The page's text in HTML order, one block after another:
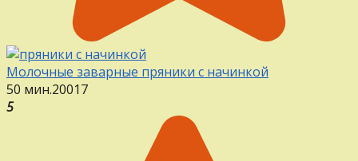
Молочные заварные пряники с начинкой
50 мин.20017
5